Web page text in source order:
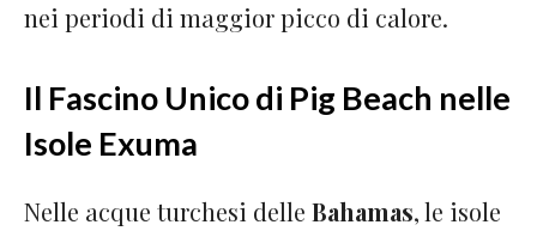
nei periodi di maggior picco di calore.
Il Fascino Unico di Pig Beach nelle
Isole Exuma
Nelle acque turchesi delle Bahamas, le isole